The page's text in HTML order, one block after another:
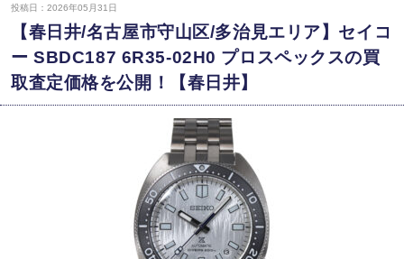
投稿日：2026年05月31日
【春日井/名古屋市守山区/多治見エリア】セイコ
ー SBDC187 6R35-02H0 プロスペックスの買
取査定価格を公開！【春日井】